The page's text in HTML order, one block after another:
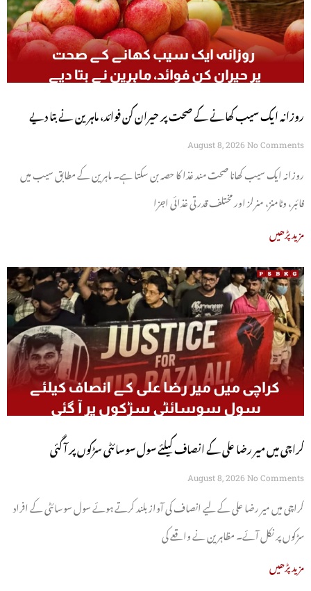
روزانہ ایک سیب کھانے کے صحت پر حیران کن فوائد، ماہرین نے بتا دیے
August 8, 2026 No Comments
روزانہ ایک سیب کھانا صحت مند غذا کا حصہ بن سکتا ہے۔ ماہرین کے مطابق سیب میں
فائبر، وٹامنز، منرلز اور مختلف قدرتی غذائی اجزا
مزید پڑھیں
کراچی میں میر رضا علی کے انصاف کیلئے سول سوسائٹی سڑکوں پر آ گئی
August 8, 2026 No Comments
کراچی میں میر رضا علی کے لیے انصاف کی آواز بلند کرتے ہوئے سول سوسائٹی کے افراد
سڑکوں پر نکل آئے۔ مظاہرین نے واقعے کی
مزید پڑھیں